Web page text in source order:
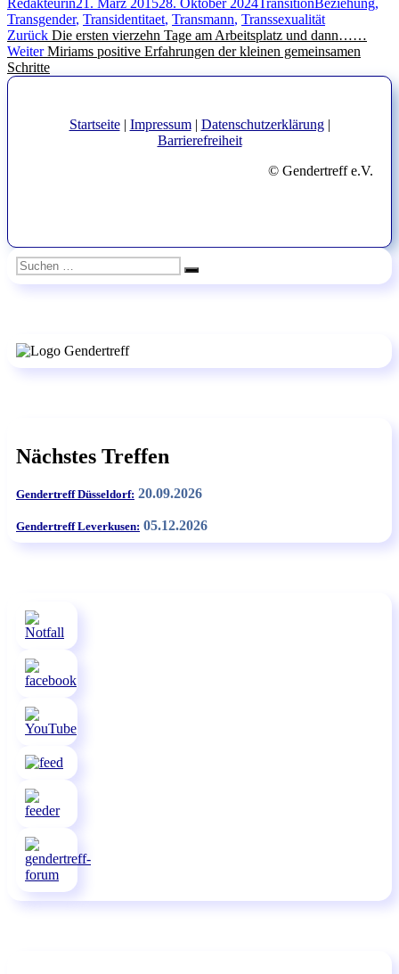
am
Transgender, Transidentitaet, Transmann, Transsexualität
Beitragsnavigation
Zurück Vorheriger
Beitrag:
Die ersten vierzehn Tage am Arbeitsplatz und dann……
Weiter Nächster
Beitrag:
Miriams positive Erfahrungen der kleinen gemeinsamen
Schritte
Startseite| Impressum| Datenschutzerklärung|
Barrierefreiheit
© Gendertreff e.V.
Suchen
nach:
Suchen
Nächstes Treffen
Gendertreff Düsseldorf: 20.09.2026
Gendertreff Leverkusen: 05.12.2026